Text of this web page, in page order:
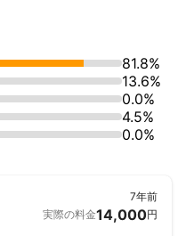
更したい場合はキャンセル
いただいております。
81.8%
13.6%
0.0%
4.5%
0.0%
7年前
実際の料金14,000円